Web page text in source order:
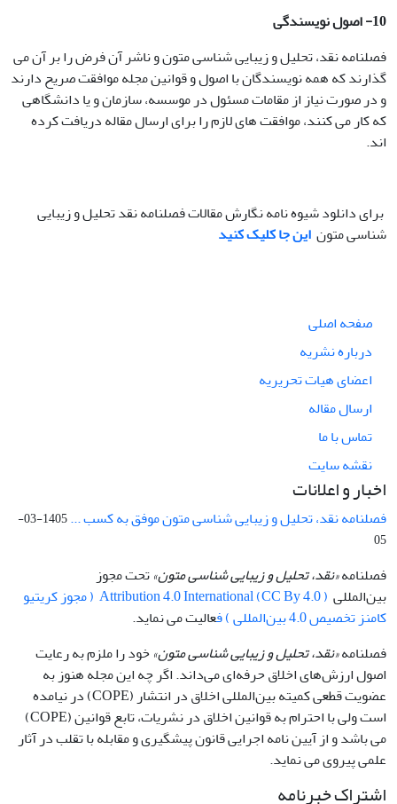
10- اصول نویسندگی
فصلنامه نقد، تحلیل و زیبایی شناسی متون و ناشر آن فرض را بر آن می
گذارند که همه نویسندگان با اصول و قوانین مجله موافقت صریح دارند
و در صورت نیاز از مقامات مسئول در موسسه، سازمان و یا دانشگاهی
که کار می کنند، موافقت های لازم را برای ارسال مقاله دریافت کرده
اند.
برای دانلود شیوه نامه نگارش مقالات فصلنامه نقد تحلیل و زیبایی
شناسی متون این جا کلیک کنید
صفحه اصلی
درباره نشریه
اعضای هیات تحریریه
ارسال مقاله
تماس با ما
نقشه سایت
اخبار و اعلانات
فصلنامه نقد، تحلیل و زیبایی شناسی متون موفق به کسب ...
1405-03-
05
فصلنامه«نقد، تحلیل و زیبایی شناسی متون»تحت مجوز
بین‌المللی
Attribution 4.0 International (CC By 4.0 ) ( مجوز کریتیو
کامنز تخصیص 4.0 بین‌المللی ) ف
عالیت می نماید.
فصلنامه«نقد، تحلیل و زیبایی شناسی متون»خود را ملزم به رعایت
اصول ارزش‌های اخلاق حرفه‌ای می‌داند. اگر چه این مجله هنوز به
عضویت قطعی کمیته بین‌المللی اخلاق در انتشار (COPE) در نیامده
است ولی با احترام به قوانین اخلاق در نشریات، تابع قوانین (COPE)
می باشد و از آیین نامه اجرایی قانون پیشگیری و مقابله با تقلب در آثار
علمی پیروی می نماید.
اشتراک خبرنامه